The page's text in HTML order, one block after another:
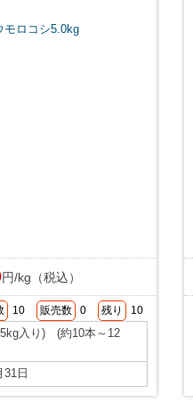
円/kg（税込）
10 販売数 0 残り 10
入り) (約10本～12
31日